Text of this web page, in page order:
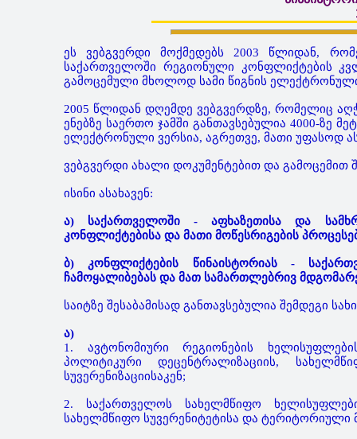
ეს ვებგვერდი მოქმედებს 2003 წლიდან,
საქართველოში რეგიონული კონფლიქტების
გამოცემული მხოლოდ სამი წიგნის
2005 წლიდან დღემდე ვებგვერდზე, რომელიც
ენებზე საერთო ჯამში განთავსებულია 4000-ზე
ელექტრონული ვერსია, აგრეთვე, მათი უფასოდ
ვებგვერდი ახალი დოკუმენტებით და გამოცემით
ისინი ასახავენ:
ა) საქართველოში - აფხაზეთისა და
კონფლიქტებისა და მათი მოწესრიგების
ბ) კონფლიქტების წინაისტორიას -
ჩამოყალიბებას და მათ სამართლებრივ
საიტზე შესაბამისად განთავსებულია შემდეგი
ა)
1. ავტონომიური რეგიონების
პოლიტიკური დეცენტრალიზაციის,
სუვერენიზაციისაკენ;
2. საქართველოს სახელმწიფო
სახელმწიფო სუვერენიტეტისა და ტერიტორიული